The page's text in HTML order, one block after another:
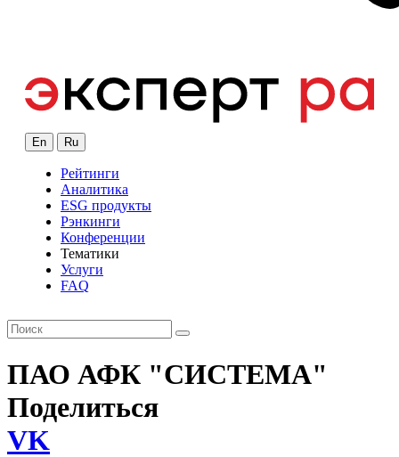
En Ru
Рейтинги
Аналитика
ESG продукты
Рэнкинги
Конференции
Тематики
Услуги
FAQ
ПАО АФК "СИСТЕМА"
Поделиться
VK